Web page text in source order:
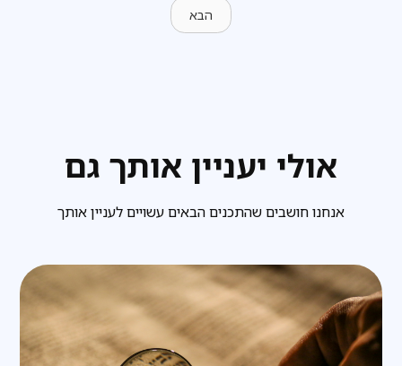
הבא
אולי יעניין אותך גם
אנחנו חושבים שהתכנים הבאים עשויים לעניין אותך